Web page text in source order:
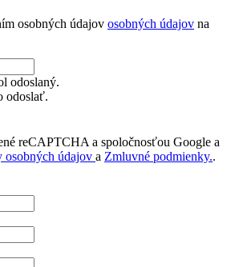
osobných údajov osobných údajov na
odoslaný.
odoslať.
reCAPTCHA a spoločnosťou Google a
osobných údajov a Zmluvné podmienky..